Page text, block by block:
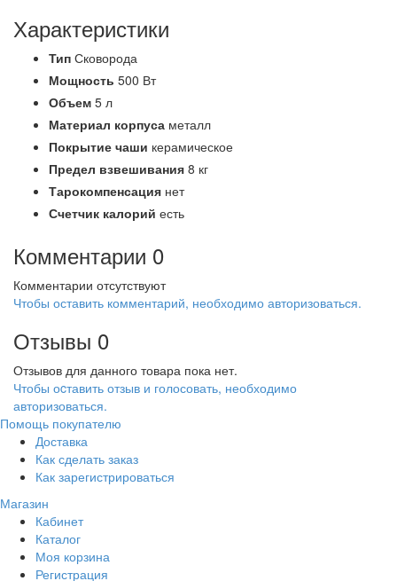
Характеристики
Тип Сковорода
Мощность 500 Вт
Объем 5 л
Материал корпуса металл
Покрытие чаши керамическое
Предел взвешивания 8 кг
Тарокомпенсация нет
Счетчик калорий есть
Комментарии 0
Комментарии отсутствуют
Чтобы оставить комментарий, необходимо авторизоваться.
Отзывы 0
Отзывов для данного товара пока нет.
Чтобы оcтавить отзыв и голосовать, необходимо
авторизоваться.
Помощь покупателю
Доставка
Как сделать заказ
Как зарегистрироваться
Магазин
Кабинет
Каталог
Моя корзина
Регистрация